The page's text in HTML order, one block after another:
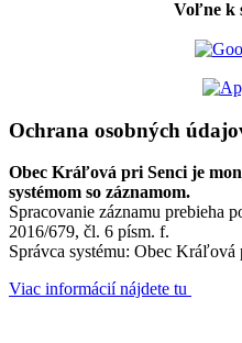
Voľne k
Ochrana osobných
Obec Kráľová pri Senci je
systémom so záznamom.
Spracovanie záznamu prebieha
2016/679, čl. 6 písm. f.
Správca systému: Obec Kráľová
Viac informácií nájdete tu